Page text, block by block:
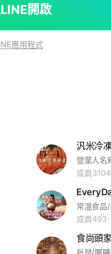
開啟
應用程式
汎米冷
成員3104
常溫食品
成員493
食尚頭